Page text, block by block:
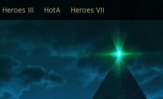
Heroes III HotA Heroes VII